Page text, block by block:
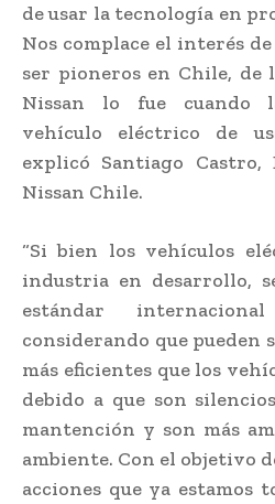
de usar la tecnología en
Nos complace el interés
ser pioneros en Chile, de
Nissan lo fue cuando
vehículo eléctrico de
explicó Santiago
Nissan Chile.
“Si bien los vehículos
industria en desarrollo,
estándar
considerando que pueden
más eficientes que los
debido a que son
mantención y son más
ambiente. Con el objetivo
acciones que ya estamos